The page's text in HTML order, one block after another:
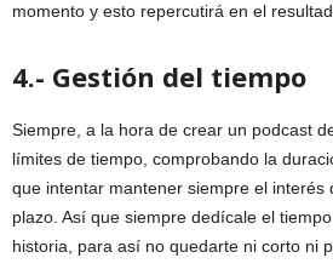
momento y esto repercutirá en el
4.- Gestión del tiempo
Siempre, a la hora de crear un podcast
límites de tiempo, comprobando la
que intentar mantener siempre el interés
plazo. Así que siempre dedícale el
historia, para así no quedarte ni corto ni